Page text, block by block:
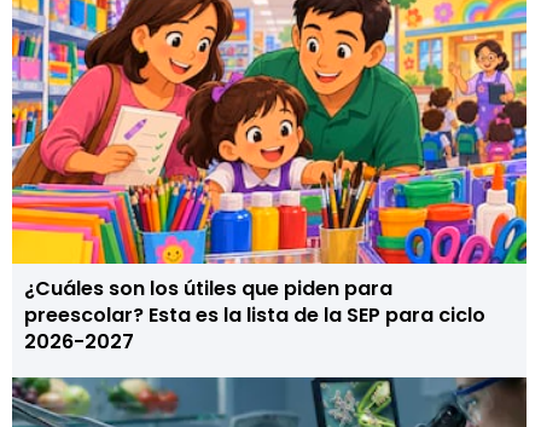
¿Cuáles son los útiles que piden para
preescolar? Esta es la lista de la SEP para ciclo
2026-2027